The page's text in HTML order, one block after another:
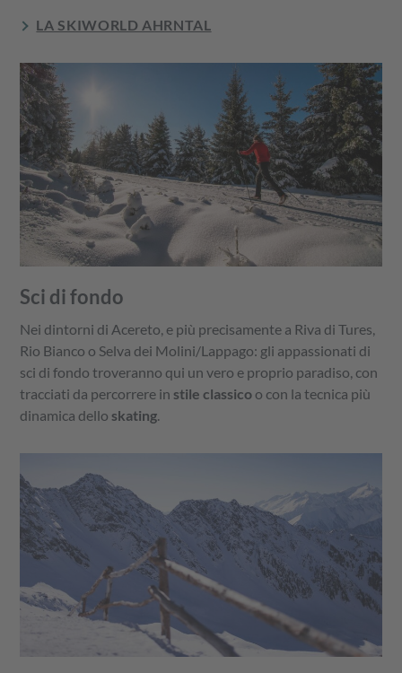
LA SKIWORLD AHRNTAL
Sci di fondo
Nei dintorni di Acereto, e più precisamente a Riva di Tures,
Rio Bianco o Selva dei Molini/Lappago: gli appassionati di
sci di fondo troveranno qui un vero e proprio paradiso, con
tracciati da percorrere in stile classico o con la tecnica più
dinamica dello skating.